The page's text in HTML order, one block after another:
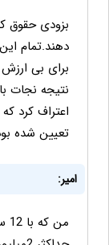
بزودی حقوق
دهند.تمام
برای بی
نتیجه نجات
اعتراف کرد
تعیین شده
امیر: